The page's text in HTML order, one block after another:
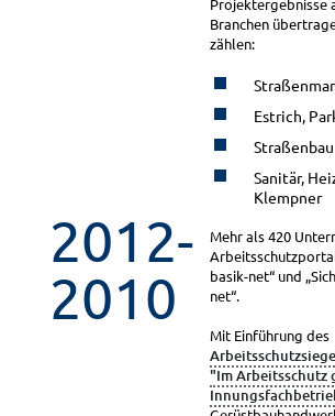
2012-
2010
Projektergebnisse
Branchen
zählen:
Estrich,
Straßenbau
Sanitär,
Klempner
Mehr als 420
basik-net“ und
net“.
Mit Einführung des
"Im Arbeitsschutz